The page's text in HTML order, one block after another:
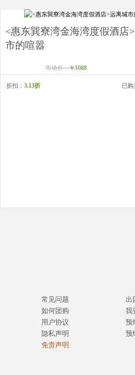
<惠东巽寮湾金海湾度假酒店
市的喧嚣
市场价：￥1088
折扣： 3.13折 已购
常见问题
如何团购
用户协议
隐私声明
免责声明
出
我
预
预